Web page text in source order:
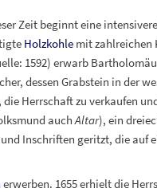
Zeit beginnt eine
Holzkohlemit zahlreichen
1592) erwarb
dessen Grabstein in der
Herrschaft zu verkaufen
auchAltar), ein
Inschriften geritzt, die auf
erwerben. 1655 erhielt die